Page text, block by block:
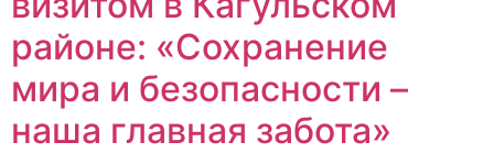
районе: «Сохранение
мира и безопасности –
наша главная забота»